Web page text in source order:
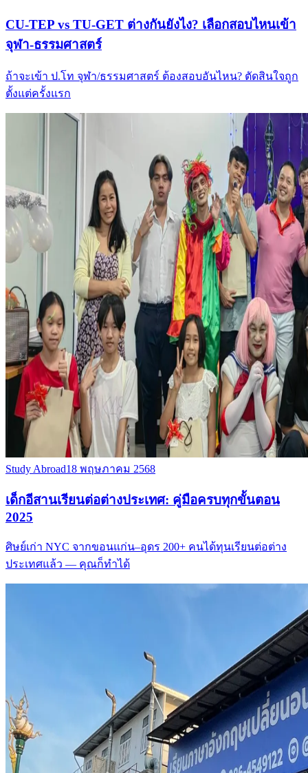
CU-TEP vs TU-GET ต่างกันยังไง? เลือกสอบไหนเข้า
จุฬา-ธรรมศาสตร์
ถ้าจะเข้า ป.โท จุฬา/ธรรมศาสตร์ ต้องสอบอันไหน? ตัดสินใจถูก
ตั้งแต่ครั้งแรก
Study Abroad18 พฤษภาคม 2568
เด็กอีสานเรียนต่อต่างประเทศ: คู่มือครบทุกขั้นตอน
2025
ศิษย์เก่า NYC จากขอนแก่น–อุดร 200+ คนได้ทุนเรียนต่อต่าง
ประเทศแล้ว — คุณก็ทำได้